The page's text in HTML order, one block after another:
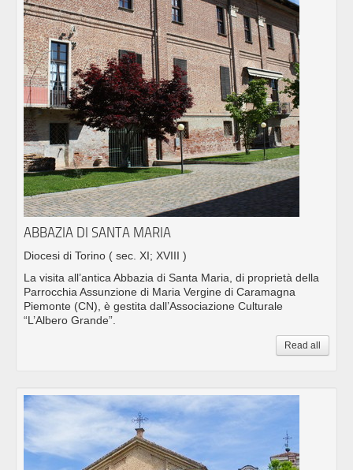
ABBAZIA DI SANTA MARIA
Diocesi di Torino ( sec. XI; XVIII )
La visita all’antica Abbazia di Santa Maria, di proprietà della
Parrocchia Assunzione di Maria Vergine di Caramagna
Piemonte (CN), è gestita dall’Associazione Culturale
“L’Albero Grande”.
Read all